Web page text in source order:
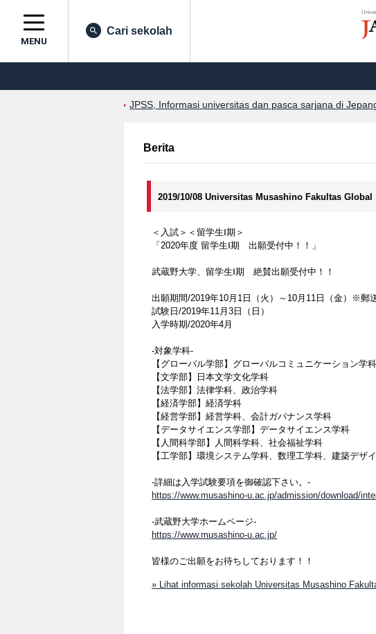
MENU
Cari sekolah
JPSS, Informasi universitas dan pasca sarjana di
Berita
2019/10/08 Universitas Musashino Fakultas Global
＜入試＞＜留学生Ⅰ期＞
「2020年度 留学生Ⅰ期 出願受付中！！」
武蔵野大学、留学生Ⅰ期 絶賛出願受付中！！
出願期間/2019年10月1日（火）～10月11日（金）※郵
試験日/2019年11月3日（日）
入学時期/2020年4月
-対象学科-
【グローバル学部】グローバルコミュニケーション
【文学部】日本文学文化学科
【法学部】法律学科、政治学科
【経済学部】経済学科
【経営学部】経営学科、会計ガバナンス学科
【データサイエンス学部】データサイエンス学科
【人間科学部】人間科学科、社会福祉学科
【工学部】環境システム学科、数理工学科、建築デザ
-詳細は入学試験要項を御確認下さい。-
https://www.musashino-u.ac.jp/admission/download/
-武蔵野大学ホームページ-
https://www.musashino-u.ac.jp/
皆様のご出願をお待ちしております！！
» Lihat informasi sekolah Universitas Musashino